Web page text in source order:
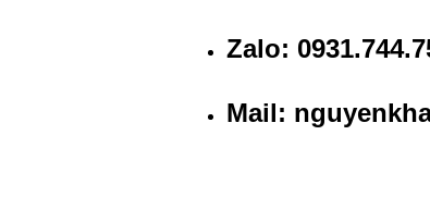
Zalo:
Mail: